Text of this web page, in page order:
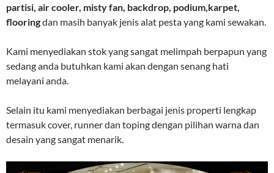
partisi, air cooler, misty fan, backdrop, podium,karpet,
flooringdan masih banyak jenis alat pesta yang kami sewakan.
Kami menyediakan stok yang sangat melimpah berpapun yang
sedang anda butuhkan kami akan dengan senang hati
melayani anda.
Selain itu kami menyediakan berbagai jenis properti lengkap
termasuk cover, runner dan toping dengan pilihan warna dan
desain yang sangat menarik.